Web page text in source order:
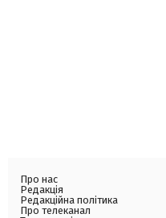
Про нас
Редакція
Редакційна політика
Про телеканал